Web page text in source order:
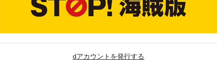
dアカウントを発行する